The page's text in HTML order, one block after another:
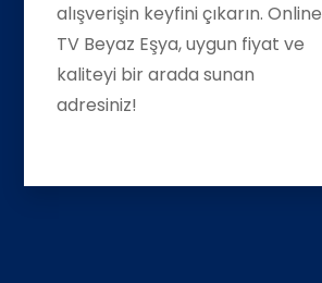
alışverişin keyfini çıkarın. Online
TV Beyaz Eşya, uygun fiyat ve
kaliteyi bir arada sunan
adresiniz!